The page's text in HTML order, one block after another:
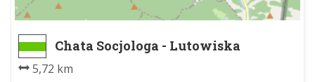
Chata Socjologa - Lutowiska
5,72 km